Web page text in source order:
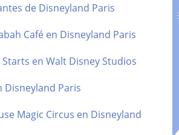
de Disneyland Paris
Café en Disneyland Paris
en Walt Disney Studios
Disneyland Paris
Magic Circus en Disneyland